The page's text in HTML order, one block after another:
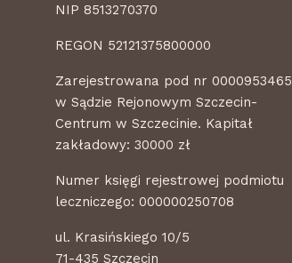
NIP 8513270370
REGON 52121375800000
Zarejestrowana pod nr 0000953465
w Sądzie Rejonowym Szczecin-
Centrum w Szczecinie. Kapitał
zakładowy: 30000 zł
Numer księgi rejestrowej podmiotu
leczniczego: 000000250708
ul. Krasińskiego 10/5
71-435 Szczecin